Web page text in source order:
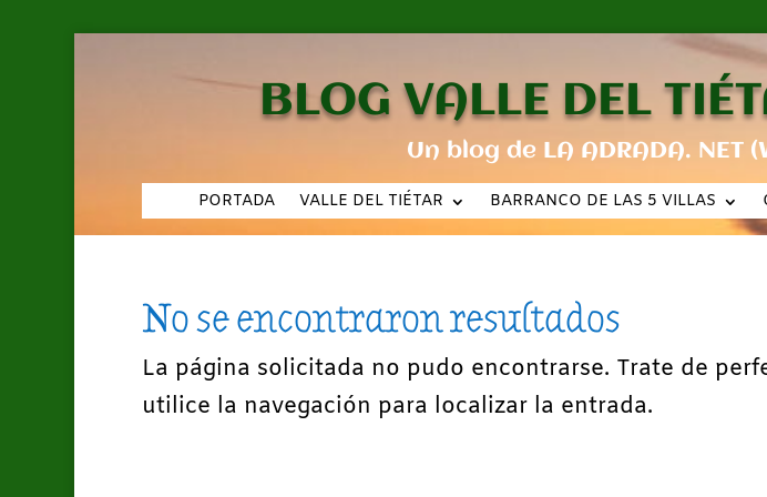
BLOG VALLE DEL
Un blog de LA ADRADA. NET
PORTADA VALLE DEL TIÉTAR BARRANCO DE LAS 5 VILLAS
No se encontraron resultados
La página solicitada no pudo encontrarse. Trate de
utilice la navegación para localizar la entrada.